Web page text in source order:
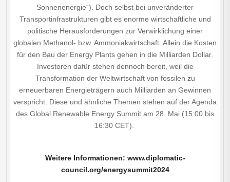
Sonnenenergie“). Doch selbst bei unveränderter
Transportinfrastrukturen gibt es enorme wirtschaftliche und
politische Herausforderungen zur Verwirklichung einer
globalen Methanol- bzw. Ammoniakwirtschaft. Allein die Kosten
für den Bau der Energy Plants gehen in die Milliarden Dollar.
Investoren dafür stehen dennoch bereit, weil die
Transformation der Weltwirtschaft von fossilen zu
erneuerbaren Energieträgern auch Milliarden an Gewinnen
verspricht. Diese und ähnliche Themen stehen auf der Agenda
des Global Renewable Energy Summit am 28. Mai (15:00 bis
16:30 CET).
Weitere Informationen: www.diplomatic-
council.org/energysummit2024